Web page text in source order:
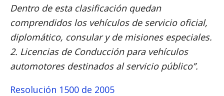
Dentro de esta clasificación quedan
comprendidos los vehículos de servicio oficial,
diplomático, consular y de misiones especiales.
2. Licencias de Conducción para vehículos
automotores destinados al servicio público”.
Resolución 1500 de 2005